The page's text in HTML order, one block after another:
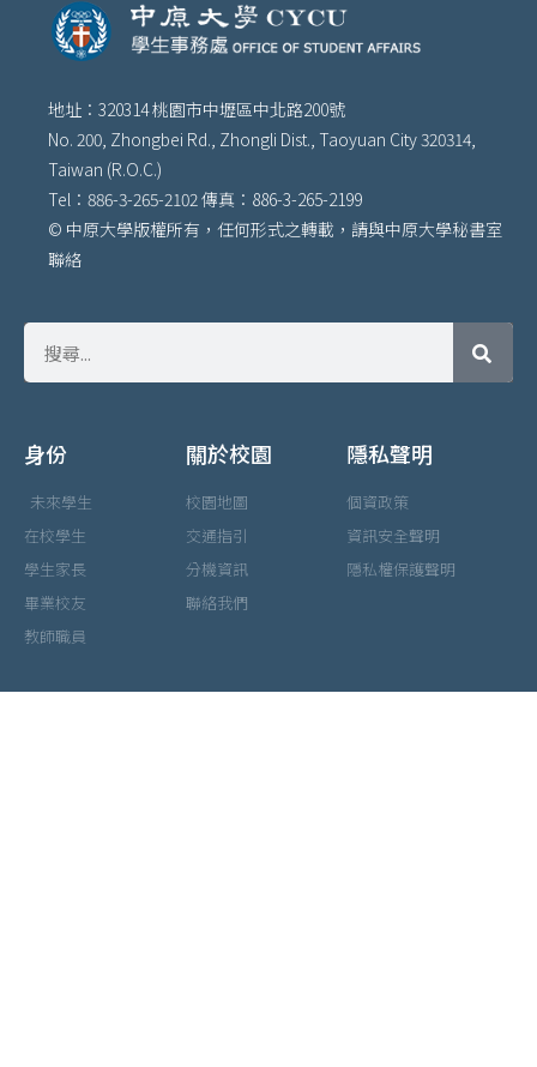
地址：320314 桃園市中壢區中北路200號
No. 200, Zhongbei Rd., Zhongli Dist., Taoyuan City 320314,
Taiwan (R.O.C.)
Tel：886-3-265-2102 傳真：886-3-265-2199
© 中原大學版權所有，任何形式之轉載，請與中原大學秘書室
聯絡
身份
未來學生
在校學生
學生家長
畢業校友
教師職員
關於校園
校園地圖
交通指引
分機資訊
聯絡我們
隱私聲明
個資政策
資訊安全聲明
隱私權保護聲明